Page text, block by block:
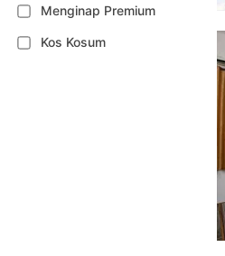
Menginap Premium
Kos Kosum